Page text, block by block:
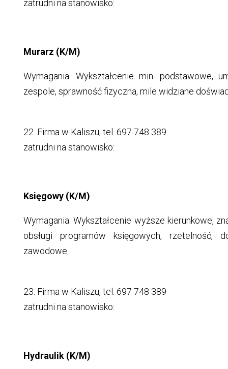
zatrudni na stanowisko:
Murarz (K/M)
Wymagania: Wykształcenie min. podstawowe,
zespole, sprawność fizyczna, mile widziane
22. Firma w Kaliszu, tel. 697 748 389
zatrudni na stanowisko:
Księgowy (K/M)
Wymagania: Wykształcenie wyższe kierunkowe,
obsługi programów księgowych, rzetelność,
zawodowe
23. Firma w Kaliszu, tel. 697 748 389
zatrudni na stanowisko:
Hydraulik (K/M)